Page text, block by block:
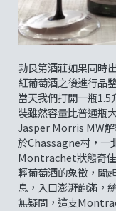
勃艮第酒莊如果同時
紅葡萄酒之後進行品
當天我們打開一瓶
裝雖然容量比普通瓶
Jasper Morris MW
於Chassagne村，一
Montrachet狀態奇佳
輕葡萄酒的象徵，聞
息，入口澎湃飽滿，
無疑問，這支